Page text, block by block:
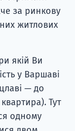
за ринкову
житлових
якій Ви
у Варшаві
— до
Тут
одному